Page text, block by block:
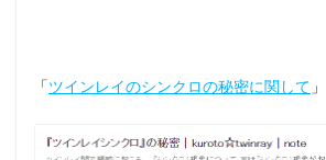
「ツインレイのシンクロの秘密に関して 」